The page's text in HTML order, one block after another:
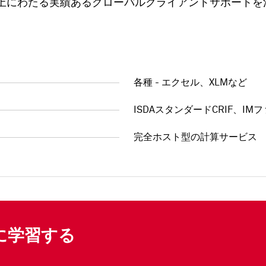
にわたる実績あるグローバルクライアントサポート
各種 - エクセル、XLMなど
ISDAスタンダードCRIF、IMフ
完全ホスト型の計算サービス
学習する